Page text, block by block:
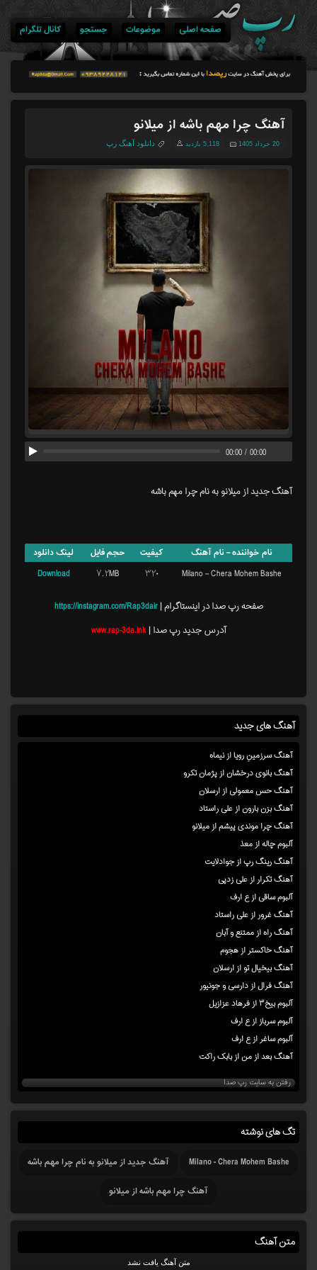
صفحه اصلی موضوعات جستجو کانال تلگرام
آهنگ چرا مهم باشه از میلانو
20 خرداد 1405 5,118 بازدید دانلود آهنگ رپ
00:00/00:00
آهنگ جدید از میلانو به نام چرا مهم باشه
نام خواننده – نام آهنگ کیفیت حجم فایل
لینک دانلود
Milano – Chera Mohem Bashe
۳۲۰ ۷.۲MB Download
صفحه رپ صدا در اینستاگرام |https://instagram.com/Rap3dair
آدرس جدید رپ صدا |www.rap-3da.ink
آهنگ های جدید
آهنگ سرزمینِ رویا از نیماه
آهنگ بانوی درخشان از پژمان تکرو
آهنگ حس معمولی از ارسلان
آهنگ بزن بارون از علی راستاد
آهنگ چرا موندی پیشم از میلانو
آلبوم چاله از معذ
آهنگ رینگ رپ از جوادلایت
آهنگ تکرار از علی زدپی
آلبوم ساقی از ع ارف
آهنگ غرور از علی راستاد
آهنگ راه از ممتنع و آبان
آهنگ خاکستر از هجوم
آهنگ بیخیال تو از ارسلان
آهنگ فرال از دارسی و جونیور
آلبوم بیخ۳ از فرهاد عزازیل
آلبوم سرباز از ع ارف
آلبوم ساغر از ع ارف
آهنگ بعد از من از بابک راکت
رفتن به سایت رپ صدا
تگ های نوشته
Milano - Chera Mohem Bashe
آهنگ جدید از میلانو به نام چرا مهم باشه
آهنگ چرا مهم باشه از میلانو
متن آهنگ
متن آهنگ یافت نشد